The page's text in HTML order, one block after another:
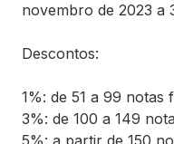
novembro de 2023 a
Descontos:
1%: de 51 a 99 notas
3%: de 100 a 149